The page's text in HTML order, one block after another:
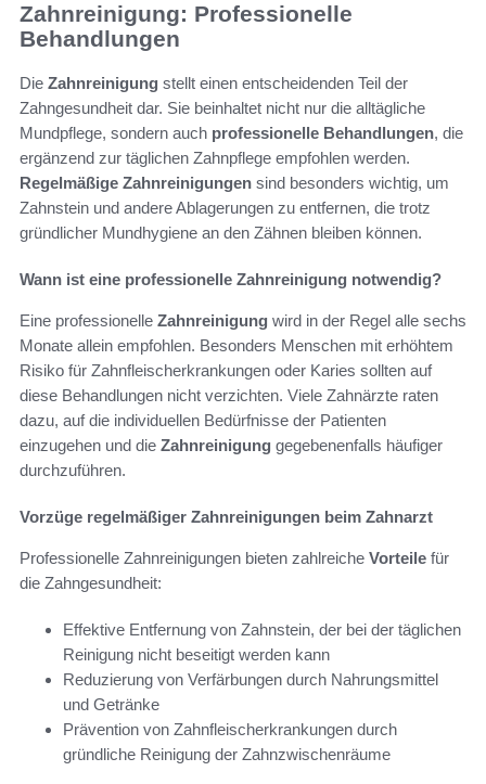
Zahnreinigung: Professionelle
Behandlungen
Die Zahnreinigung stellt einen entscheidenden Teil der
Zahngesundheit dar. Sie beinhaltet nicht nur die alltägliche
Mundpflege, sondern auch professionelle Behandlungen, die
ergänzend zur täglichen Zahnpflege empfohlen werden.
Regelmäßige Zahnreinigungen sind besonders wichtig, um
Zahnstein und andere Ablagerungen zu entfernen, die trotz
gründlicher Mundhygiene an den Zähnen bleiben können.
Wann ist eine professionelle Zahnreinigung notwendig?
Eine professionelle Zahnreinigung wird in der Regel alle sechs
Monate allein empfohlen. Besonders Menschen mit erhöhtem
Risiko für Zahnfleischerkrankungen oder Karies sollten auf
diese Behandlungen nicht verzichten. Viele Zahnärzte raten
dazu, auf die individuellen Bedürfnisse der Patienten
einzugehen und die Zahnreinigung gegebenenfalls häufiger
durchzuführen.
Vorzüge regelmäßiger Zahnreinigungen beim Zahnarzt
Professionelle Zahnreinigungen bieten zahlreiche Vorteile für
die Zahngesundheit:
Effektive Entfernung von Zahnstein, der bei der täglichen
Reinigung nicht beseitigt werden kann
Reduzierung von Verfärbungen durch Nahrungsmittel
und Getränke
Prävention von Zahnfleischerkrankungen durch
gründliche Reinigung der Zahnzwischenräume